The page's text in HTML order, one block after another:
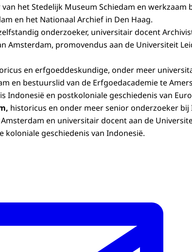
het Stedelijk Museum Schiedam en werkzaam
en het Nationaal Archief in Den Haag.
onderzoeker, universitair docent
Amsterdam, promovendus aan de Universiteit
en erfgoeddeskundige, onder meer
en bestuurslid van de Erfgoedacademie te
Indonesië en postkoloniale geschiedenis van
historicus en onder meer senior onderzoeker
en universitair docent aan de
koloniale geschiedenis van Indonesië.